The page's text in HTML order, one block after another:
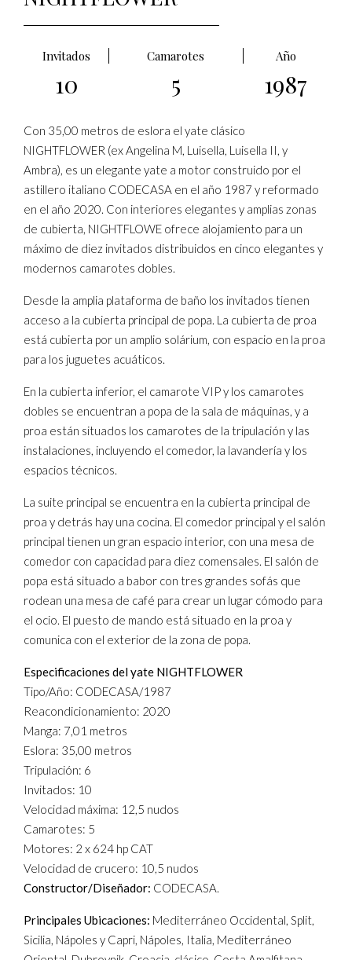
Invitados Camarotes Año
10 5 1987
Con 35,00 metros de eslora el yate clásico
NIGHTFLOWER (ex Angelina M, Luisella, Luisella II, y
Ambra), es un elegante yate a motor construido por el
astillero italiano CODECASA en el año 1987 y reformado
en el año 2020. Con interiores elegantes y amplias zonas
de cubierta, NIGHTFLOWE ofrece alojamiento para un
máximo de diez invitados distribuidos en cinco elegantes y
modernos camarotes dobles.
Desde la amplia plataforma de baño los invitados tienen
acceso a la cubierta principal de popa. La cubierta de proa
está cubierta por un amplio solárium, con espacio en la proa
para los juguetes acuáticos.
En la cubierta inferior, el camarote VIP y los camarotes
dobles se encuentran a popa de la sala de máquinas, y a
proa están situados los camarotes de la tripulación y las
instalaciones, incluyendo el comedor, la lavandería y los
espacios técnicos.
La suite principal se encuentra en la cubierta principal de
proa y detrás hay una cocina. El comedor principal y el salón
principal tienen un gran espacio interior, con una mesa de
comedor con capacidad para diez comensales. El salón de
popa está situado a babor con tres grandes sofás que
rodean una mesa de café para crear un lugar cómodo para
el ocio. El puesto de mando está situado en la proa y
comunica con el exterior de la zona de popa.
Especificaciones del yate NIGHTFLOWER
Tipo/Año: CODECASA/1987
Reacondicionamiento: 2020
Manga: 7,01 metros
Eslora: 35,00 metros
Tripulación: 6
Invitados: 10
Velocidad máxima: 12,5 nudos
Camarotes: 5
Motores: 2 x 624 hp CAT
Velocidad de crucero: 10,5 nudos
Constructor/Diseñador: CODECASA.
Principales Ubicaciones: Mediterráneo Occidental, Split,
Sicilia, Nápoles y Capri, Nápoles, Italia, Mediterráneo